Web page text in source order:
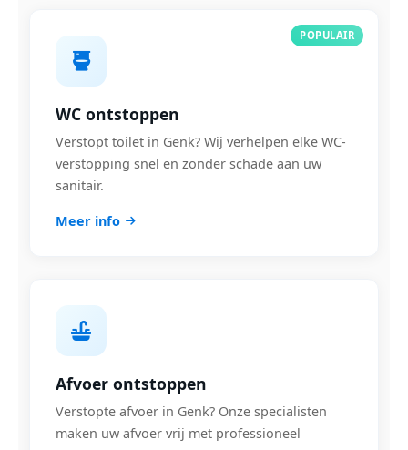
POPULAIR
WC ontstoppen
Verstopt toilet in Genk? Wij verhelpen elke WC-
verstopping snel en zonder schade aan uw
sanitair.
Meer info
Afvoer ontstoppen
Verstopte afvoer in Genk? Onze specialisten
maken uw afvoer vrij met professioneel